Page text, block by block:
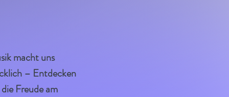
macht uns
– Entdecken
Freude am